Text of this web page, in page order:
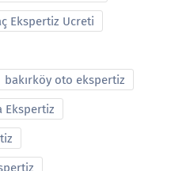
Ekspertiz Ucreti
bakırköy oto ekspertiz
Ekspertiz